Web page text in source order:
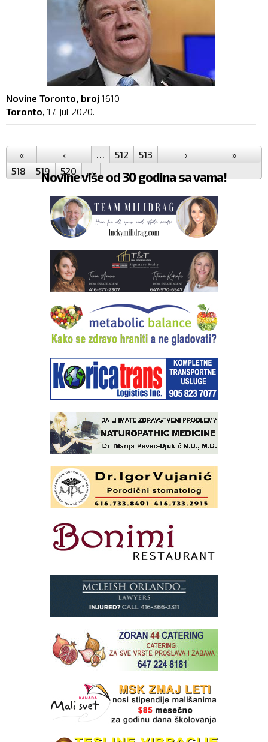
Novine Toronto, broj 1610
Toronto, 17. jul 2020.
Pages
« ‹ 512 513
518
519 520 …
› »
Novine više od 30 godina sa vama!